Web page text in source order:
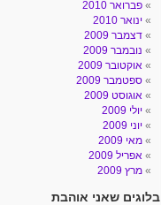
פברואר 2010
ינואר 2010
דצמבר 2009
נובמבר 2009
אוקטובר 2009
ספטמבר 2009
אוגוסט 2009
יולי 2009
יוני 2009
מאי 2009
אפריל 2009
מרץ 2009
בלוגים שאני אוהבת